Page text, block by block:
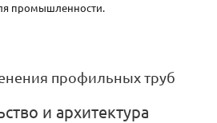
промышленности.
профильных труб
и архитектура